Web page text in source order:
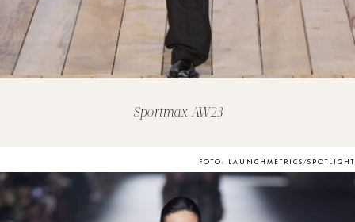
Sportmax AW23
FOTO: LAUNCHMETRICS/SPOTLIGHT